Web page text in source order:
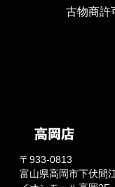
古物商許
〒933-0813
富山県高岡市下伏間